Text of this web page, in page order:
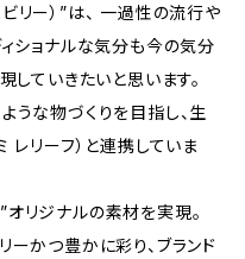
リー）”は、 一過性の流行や
ショナルな気分も今の気分
していきたいと思います。
うな物づくりを目指し、生
レリーフ）と連携していま
リジナルの素材を実現。
かつ豊かに彩り、ブランド